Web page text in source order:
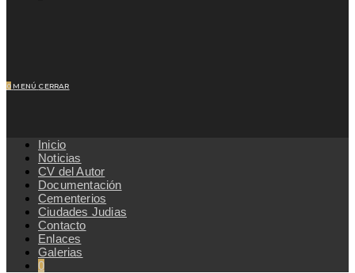
0 MENÚ CERRAR
Inicio
Noticias
CV del Autor
Documentación
Cementerios
Ciudades Judias
Contacto
Enlaces
Galerias
0